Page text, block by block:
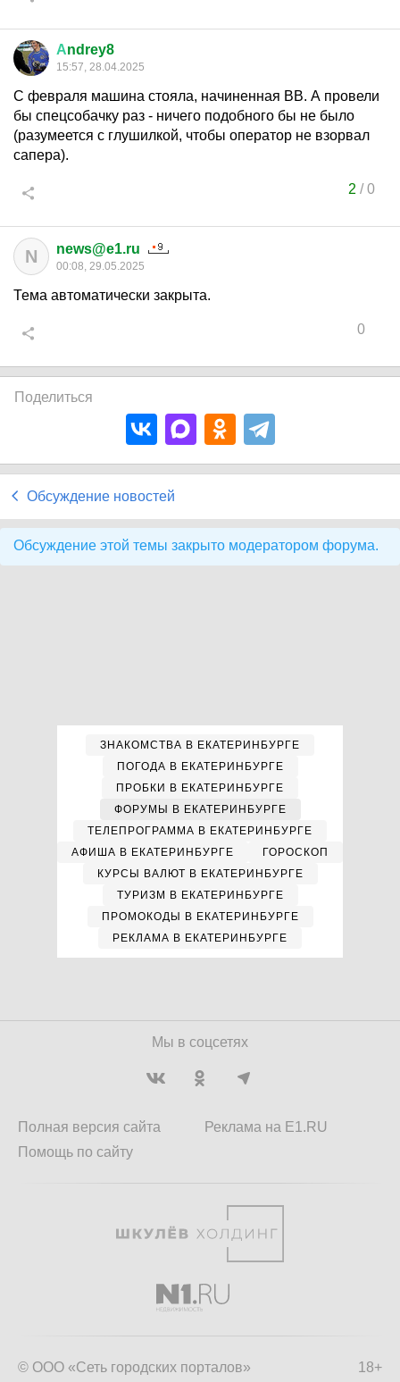
Аndrey8
15:57, 28.04.2025
С февраля машина стояла, начиненная ВВ. А провели
бы спецсобачку раз - ничего подобного бы не было
(разумеется с глушилкой, чтобы оператор не взорвал
сапера).
2 /0
N news@e1.ru
00:08, 29.05.2025
Тема автоматически закрыта.
0
Поделиться
Обсуждение новостей
Обсуждение этой темы закрыто модератором форума.
ЗНАКОМСТВА В ЕКАТЕРИНБУРГЕ
ПОГОДА В ЕКАТЕРИНБУРГЕ
ПРОБКИ В ЕКАТЕРИНБУРГЕ
ФОРУМЫ В ЕКАТЕРИНБУРГЕ
ТЕЛЕПРОГРАММА В ЕКАТЕРИНБУРГЕ
АФИША В ЕКАТЕРИНБУРГЕ
ГОРОСКОП
КУРСЫ ВАЛЮТ В ЕКАТЕРИНБУРГЕ
ТУРИЗМ В ЕКАТЕРИНБУРГЕ
ПРОМОКОДЫ В ЕКАТЕРИНБУРГЕ
РЕКЛАМА В ЕКАТЕРИНБУРГЕ
Мы в соцсетях
Полная версия сайта
Помощь по сайту
Реклама на E1.RU
18+
© ООО «Сеть городских порталов»